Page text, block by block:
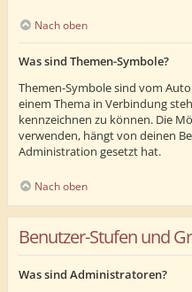
Nach oben
Was sind Themen-Symbole?
Themen-Symbole sind vom
einem Thema in Verbindung
kennzeichnen zu können. Die
verwenden, hängt von deinen
Administration gesetzt hat.
Nach oben
Benutzer-Stufen und
Was sind Administratoren?